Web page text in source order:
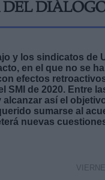
y los sindicatos de
en el que no se
efectos
SMI de 2020. Entre
así el
sumarse al
nuevas